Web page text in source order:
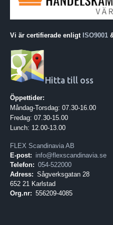
Vi är certifierade enligt ISO9001
Hitta till oss
Öppettider:
Måndag-Torsdag: 07.30-16.00
Fredag: 07.30-15.00
Lunch: 12.00-13.00
FLEX Scandinavia AB
E-post: info@flexscandinavia.se
Telefon: 054-522000
Adress: Sågverksgatan 28
652 21 Karlstad
Org.nr: 556209-4085